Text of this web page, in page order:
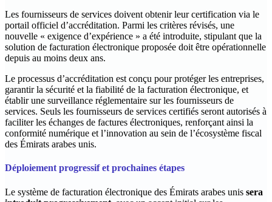
Les fournisseurs de services doivent obtenir leur certification via le
portail officiel d’accréditation. Parmi les critères révisés, une
nouvelle « exigence d’expérience » a été introduite, stipulant que la
solution de facturation électronique proposée doit être opérationnelle
depuis au moins deux ans.
Le processus d’accréditation est conçu pour protéger les entreprises,
garantir la sécurité et la fiabilité de la facturation électronique, et
établir une surveillance réglementaire sur les fournisseurs de
services. Seuls les fournisseurs de services certifiés seront autorisés à
faciliter les échanges de factures électroniques, renforçant ainsi la
conformité numérique et l’innovation au sein de l’écosystème fiscal
des Émirats arabes unis.
Déploiement progressif et prochaines étapes
‍Le système de facturation électronique des Émirats arabes unis sera